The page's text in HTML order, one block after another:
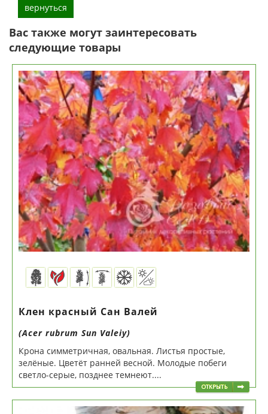
вернуться
Вас также могут заинтересовать
следующие товары
Клен красный Сан Валей
(Acer rubrum Sun Valeiy)
Крона симметричная, овальная. Листья простые,
зелёные. Цветёт ранней весной. Молодые побеги
светло-серые, позднее темнеют....